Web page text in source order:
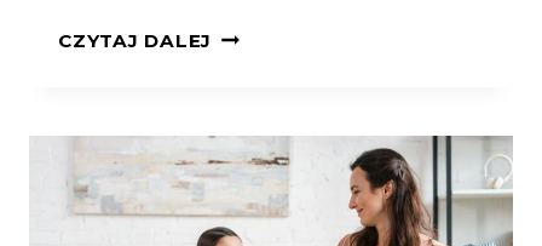
CZYTAJ DALEJ